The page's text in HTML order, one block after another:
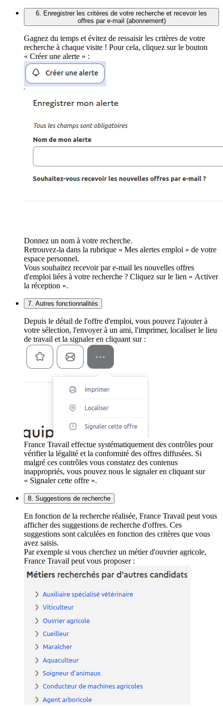
6. Enregistrer les critères de votre recherche et recevoir les
offres par e-mail (abonnement)
Gagnez du temps et évitez de ressaisir les critères de votre
recherche à chaque visite ! Pour cela, cliquez sur le bouton
« Créer une alerte » :
Donnez un nom à votre recherche.
Retrouvez-la dans la rubrique « Mes alertes emploi » de votre
espace personnel.
Vous souhaitez recevoir par e-mail les nouvelles offres
d'emploi liées à votre recherche ? Cliquez sur le lien « Activer
la réception ».
7. Autres fonctionnalités
Depuis le détail de l'offre d'emploi, vous pouvez l'ajouter à
votre sélection, l'envoyer à un ami, l'imprimer, localiser le lieu
de travail et la signaler en cliquant sur :
France Travail effectue systématiquement des contrôles pour
vérifier la légalité et la conformité des offres diffusées. Si
malgré ces contrôles vous constatez des contenus
inappropriés, vous pouvez nous le signaler en cliquant sur
« Signaler cette offre ».
8. Suggestions de recherche
En fonction de la recherche réalisée, France Travail peut vous
afficher des suggestions de recherche d'offres. Ces
suggestions sont calculées en fonction des critères que vous
avez saisis.
Par exemple si vous cherchez un métier d'ouvrier agricole,
France Travail peut vous proposer :